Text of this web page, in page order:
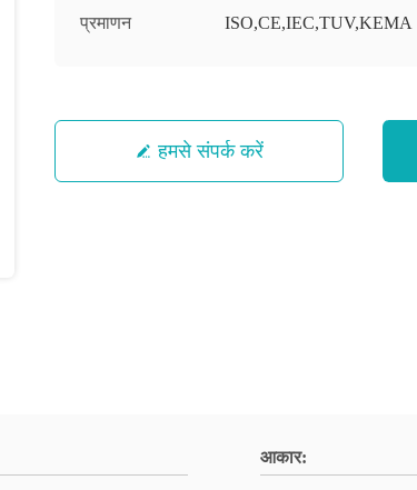
प्रमाणन ISO,CE,IEC,TUV,KEMA
हमसे संपर्क करें
आकार: